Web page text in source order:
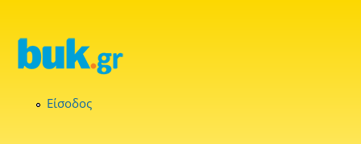
Είσοδος